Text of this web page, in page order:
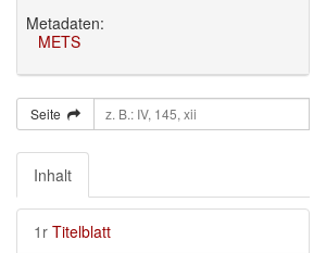
Metadaten:
METS
Seite
Inhalt
1r Titelblatt